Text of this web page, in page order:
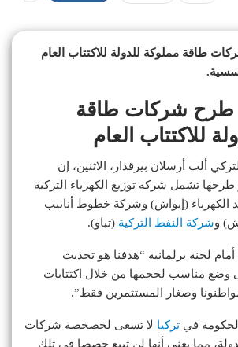
طاقة مملوكة للدولة للاكتتاب العام
طرح شركات طاقة
للاكتتاب العام
ألب أرسلان بيرقدار، الاثنين، إن
تشمل شركة توزيع الكهرباء التركية
الكهرباء (إيواش) وشركة خطوط أنابيب
وشركة النفط التركية (تباو).
أمام لجنة برلمانية “هدفنا هو تحديث
وضع مناسب لحجمها من خلال اكتتابات
وصغار المستثمرين فقط”.
في تركيا لا تسعى لخصخصة شركات
مما يعني أنها لن تبيع حصصا في تلك